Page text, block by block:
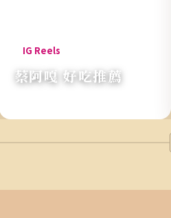
蔡阿嘎 好吃推薦